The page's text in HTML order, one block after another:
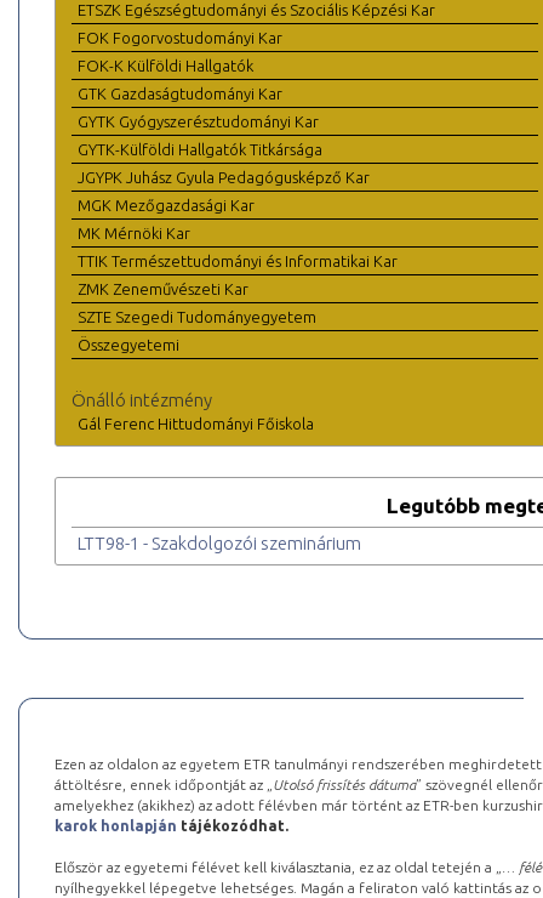
ETSZK Egészségtudományi és Szociális Képzési Kar
FOK Fogorvostudományi Kar
FOK-K Külföldi Hallgatók
GTK Gazdaságtudományi Kar
GYTK Gyógyszerésztudományi Kar
GYTK-Külföldi Hallgatók Titkársága
JGYPK Juhász Gyula Pedagógusképző Kar
MGK Mezőgazdasági Kar
MK Mérnöki Kar
TTIK Természettudományi és Informatikai Kar
ZMK Zeneművészeti Kar
SZTE Szegedi Tudományegyetem
Összegyetemi
Önálló intézmény
Gál Ferenc Hittudományi Főiskola
Legutóbb
LTT98-1 - Szakdolgozói szeminárium
Ezen az oldalon az egyetem ETR tanulmányi rendszerében
áttöltésre, ennek időpontját az „ Utolsó frissítés dátuma” szövegnél
amelyekhez (akikhez) az adott félévben már történt az ETR-ben
karok honlapján tájékozódhat.
Először az egyetemi félévet kell kiválasztania, ez az oldal tetején a „
…
nyílhegyekkel lépegetve lehetséges. Magán a feliraton való kattintás az